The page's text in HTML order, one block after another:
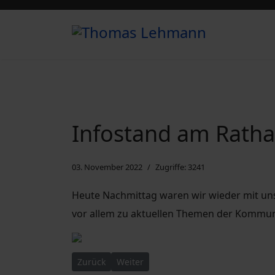
Infostand am
03. November 2022 Zugriffe: 3241
Heute Nachmittag waren wir wieder mit
vor allem zu aktuellen Themen der
Vorheriger Beitrag: 39. Sitzung des
Zurück Nächster Beitrag: 38. Sitzung des
Weiter